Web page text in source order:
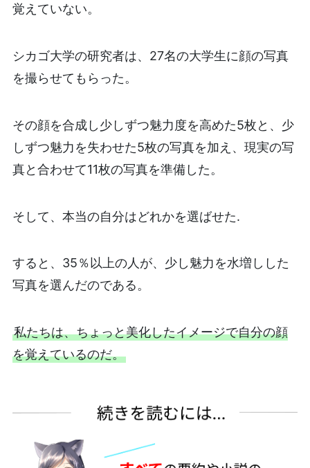
覚えていない。
シカゴ大学の研究者は、27名の大学生に顔の写真
を撮らせてもらった。
その顔を合成し少しずつ魅力度を高めた5枚と、少
しずつ魅力を失わせた5枚の写真を加え、現実の写
真と合わせて11枚の写真を準備した。
そして、本当の自分はどれかを選ばせた.
すると、35％以上の人が、少し魅力を水増しした
写真を選んだのである。
私たちは、ちょっと美化したイメージで自分の顔
を覚えているのだ。